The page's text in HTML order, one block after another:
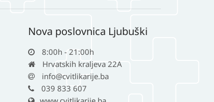
Nova poslovnica Ljubuški
8:00h - 21:00h
Hrvatskih kraljeva 22A
info@cvitlikarije.ba
039 833 607